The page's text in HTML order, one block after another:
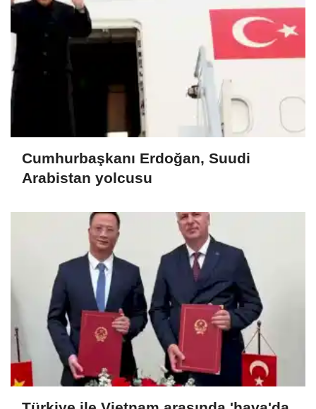
Cumhurbaşkanı Erdoğan, Suudi
Arabistan yolcusu